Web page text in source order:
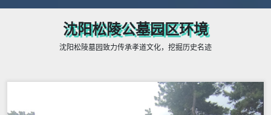
沈阳松陵公墓园区环境
沈阳松陵墓园致力传承孝道文化，挖掘历史名迹